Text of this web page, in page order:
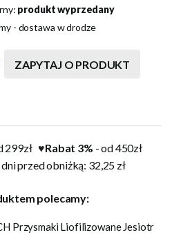
produkt wyprzedany
- dostawa w drodze
ZAPYTAJ O PRODUKT
299zł♥Rabat 3% - od 450zł
przed obniżką: 32,25 zł
polecamy:
Przysmaki Liofilizowane Jesiotr